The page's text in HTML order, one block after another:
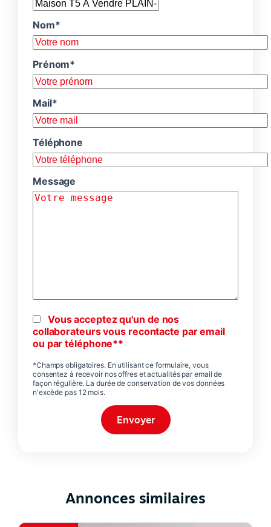
Nom*
Prénom*
Mail*
Téléphone
Message
Vous acceptez qu'un de nos
collaborateurs vous recontacte par email
ou par téléphone**
*Champs obligatoires. En utilisant ce formulaire, vous
consentez à recevoir nos offres et actualités par email de
façon régulière. La durée de conservation de vos données
n'excède pas 12 mois.
Annonces similaires